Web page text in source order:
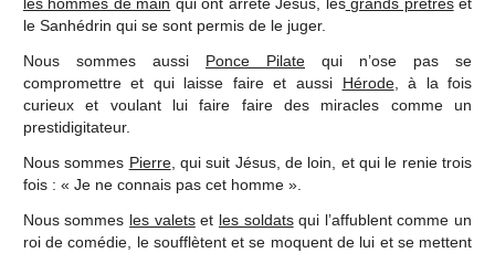
le Sanhédrin qui se sont permis de le juger.
Nous sommes aussi Ponce Pilate qui n’ose pas se
compromettre et qui laisse faire et aussi Hérode, à la fois
curieux et voulant lui faire faire des miracles comme un
prestidigitateur.
Nous sommes Pierre, qui suit Jésus, de loin, et qui le renie trois
fois : « Je ne connais pas cet homme ».
Nous sommes les valetset les soldatsqui l’affublent comme un
roi de comédie, le soufflètent et se moquent de lui et se mettent